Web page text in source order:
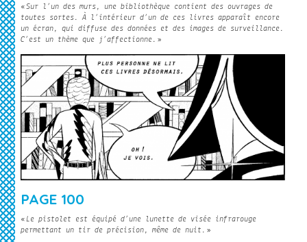
«Sur l’un des murs, une bibliothèque contient des ouvrages de
toutes sortes. À l’intérieur d’un de ces livres apparaît encore
un écran, qui diffuse des données et des images de surveillance.
C’est un thème que j’affectionne. »
PAGE 100
«Le pistolet est équipé d’une lunette de visée infrarouge
permettant un tir de précision, même de nuit. »